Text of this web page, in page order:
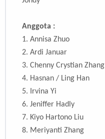
Anggota :
1. Annisa Zhuo
2. Ardi Januar
3. Chenny Crystian Zhang
4. Hasnan / Ling Han
5. Irvina Yi
6. Jeniffer Hadly
7. Kiyo Hartono Liu
8. Meriyanti Zhang